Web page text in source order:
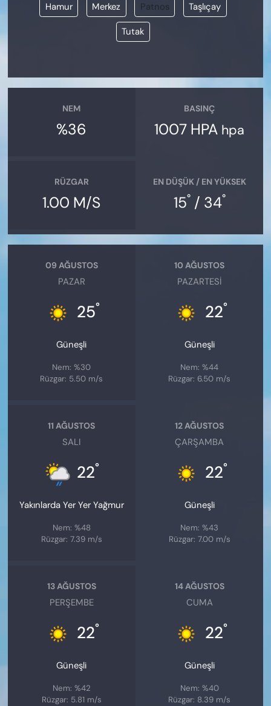
Hamur Merkez Patnos Taşlıçay
Tutak
NEM
%36
BASINÇ
1007 HPA hpa
RÜZGAR
1.00 M/S
EN DÜŞÜK / EN YÜKSEK
15°/ 34°
09 AĞUSTOS
PAZAR
25°
Güneşli
Nem: %30
Rüzgar: 5.50 m/s
10 AĞUSTOS
PAZARTESI
22°
Güneşli
Nem: %44
Rüzgar: 6.50 m/s
11 AĞUSTOS
SALI
22°
Yakınlarda Yer Yer Yağmur
Nem: %48
Rüzgar: 7.39 m/s
12 AĞUSTOS
ÇARŞAMBA
22°
Güneşli
Nem: %43
Rüzgar: 7.00 m/s
13 AĞUSTOS
PERŞEMBE
22°
Güneşli
Nem: %42
Rüzgar: 5.81 m/s
14 AĞUSTOS
CUMA
22°
Güneşli
Nem: %40
Rüzgar: 8.39 m/s
VAN VE DİYARBAKIR HABERLERİ